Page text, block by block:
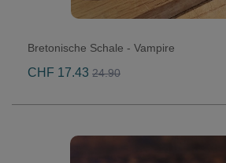
Bretonische Schale - Vampire
CHF 17.43 24.90